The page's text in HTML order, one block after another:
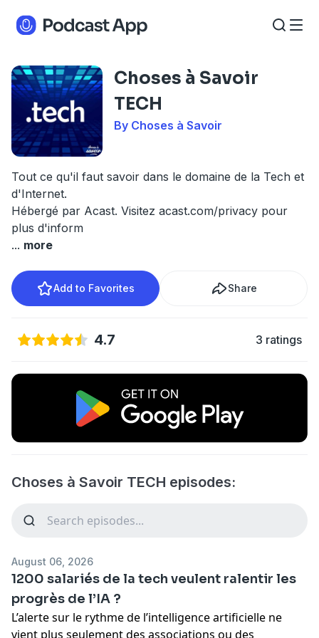
Choses à Savoir
TECH
By Choses à Savoir
Tout ce qu'il faut savoir dans le domaine de la Tech et
d'Internet.
Hébergé par Acast. Visitez acast.com/privacy pour
plus d'inform
... more
Add to Favorites Share
4.7 3 ratings
Choses à Savoir TECH episodes:
August 06, 2026
1200 salariés de la tech veulent ralentir les
progrès de l’IA ?
L’alerte sur le rythme de l’intelligence artificielle ne
vient plus seulement des associations ou des